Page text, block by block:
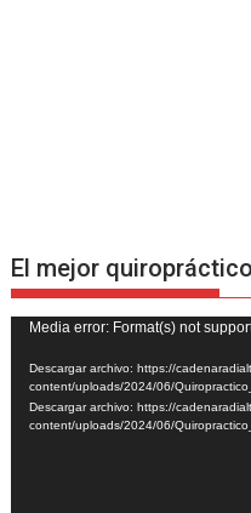
El mejor quiropráctico
Reproductor
de
vídeo
Media error: Format(s) not
Descargar archivo: https://
content/uploads/2024/06/
Descargar archivo: https://
content/uploads/2024/06/